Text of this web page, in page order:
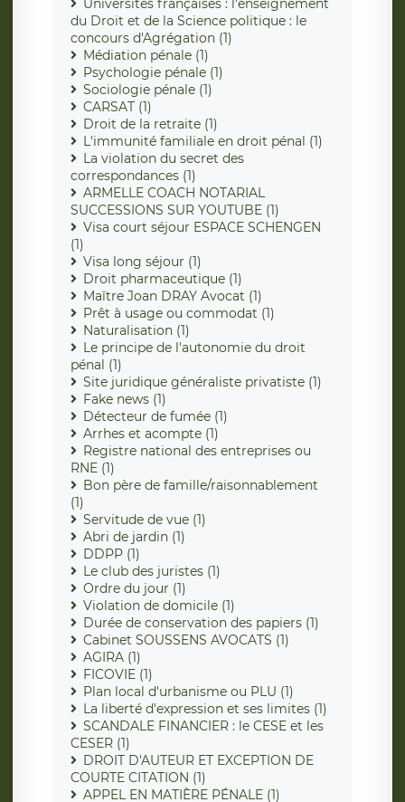
Universités françaises : l'enseignement
du Droit et de la Science politique : le
concours d'Agrégation (1)
Médiation pénale (1)
Psychologie pénale (1)
Sociologie pénale (1)
CARSAT (1)
Droit de la retraite (1)
L'immunité familiale en droit pénal (1)
La violation du secret des
correspondances (1)
ARMELLE COACH NOTARIAL
SUCCESSIONS SUR YOUTUBE (1)
Visa court séjour ESPACE SCHENGEN
(1)
Visa long séjour (1)
Droit pharmaceutique (1)
Maître Joan DRAY Avocat (1)
Prêt à usage ou commodat (1)
Naturalisation (1)
Le principe de l'autonomie du droit
pénal (1)
Site juridique généraliste privatiste (1)
Fake news (1)
Détecteur de fumée (1)
Arrhes et acompte (1)
Registre national des entreprises ou
RNE (1)
Bon père de famille/raisonnablement
(1)
Servitude de vue (1)
Abri de jardin (1)
DDPP (1)
Le club des juristes (1)
Ordre du jour (1)
Violation de domicile (1)
Durée de conservation des papiers (1)
Cabinet SOUSSENS AVOCATS (1)
AGIRA (1)
FICOVIE (1)
Plan local d'urbanisme ou PLU (1)
La liberté d'expression et ses limites (1)
SCANDALE FINANCIER : le CESE et les
CESER (1)
DROIT D'AUTEUR ET EXCEPTION DE
COURTE CITATION (1)
APPEL EN MATIÈRE PÉNALE (1)